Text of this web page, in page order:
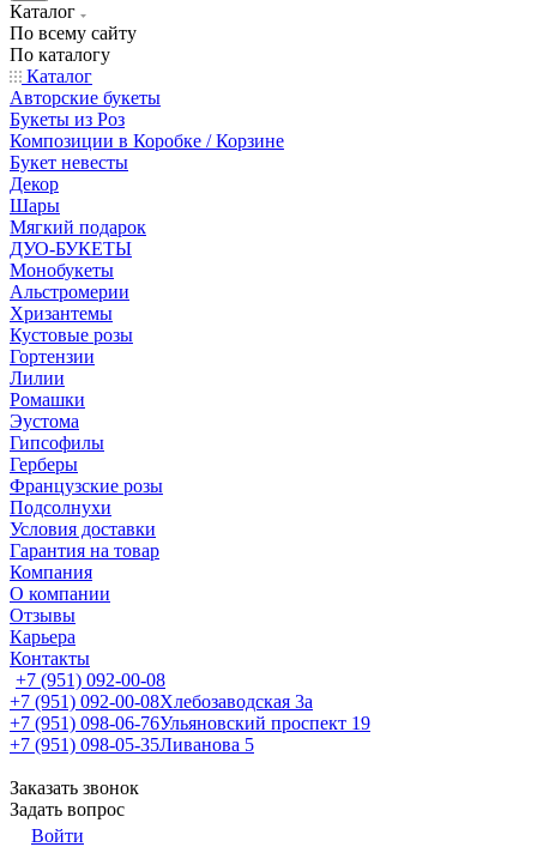
Каталог
По всему сайту
По каталогу
Каталог
Авторские букеты
Букеты из Роз
Композиции в Коробке / Корзине
Букет невесты
Декор
Шары
Мягкий подарок
ДУО-БУКЕТЫ
Монобукеты
Альстромерии
Хризантемы
Кустовые розы
Гортензии
Лилии
Ромашки
Эустома
Гипсофилы
Герберы
Французские розы
Подсолнухи
Условия доставки
Гарантия на товар
Компания
О компании
Отзывы
Карьера
Контакты
+7 (951) 092-00-08
+7 (951) 092-00-08Хлебозаводская 3а
+7 (951) 098-06-76Ульяновский проспект 19
+7 (951) 098-05-35Ливанова 5
Заказать звонок
Задать вопрос
Войти